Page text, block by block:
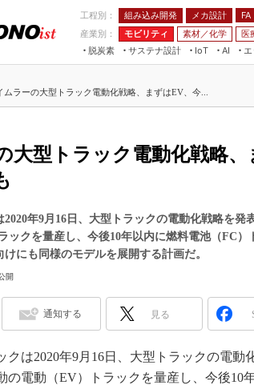
工程別： 組み込み開発 メカ設計 FA
産業別：
モビリティ 素材／化学 医
脱炭素
サステナ設計
IoT
つながる工場
AI
AI×設備保全 JIMTOF
IIFES
TECHNO-FRONTIER
人テク展
EdgeTech+
日本ものづくりワー
AUTOMOTIVE
産業オープンネット
VR／AR
フィール
組み込み
組み込み
ISO26262
3Dプリン
ムラーの大型トラック電動化戦略、まずはEV、今...
大型トラック電動化戦略
年9月16日、大型トラックの電動化戦略を発
ックを量産し、今後10年以内に燃料電池（FC
にも同様のモデルを展開する計画だ。
開
通知する 見る
は2020年9月16日、大型トラックの電動
の電動（EV）トラックを量産し、今後10